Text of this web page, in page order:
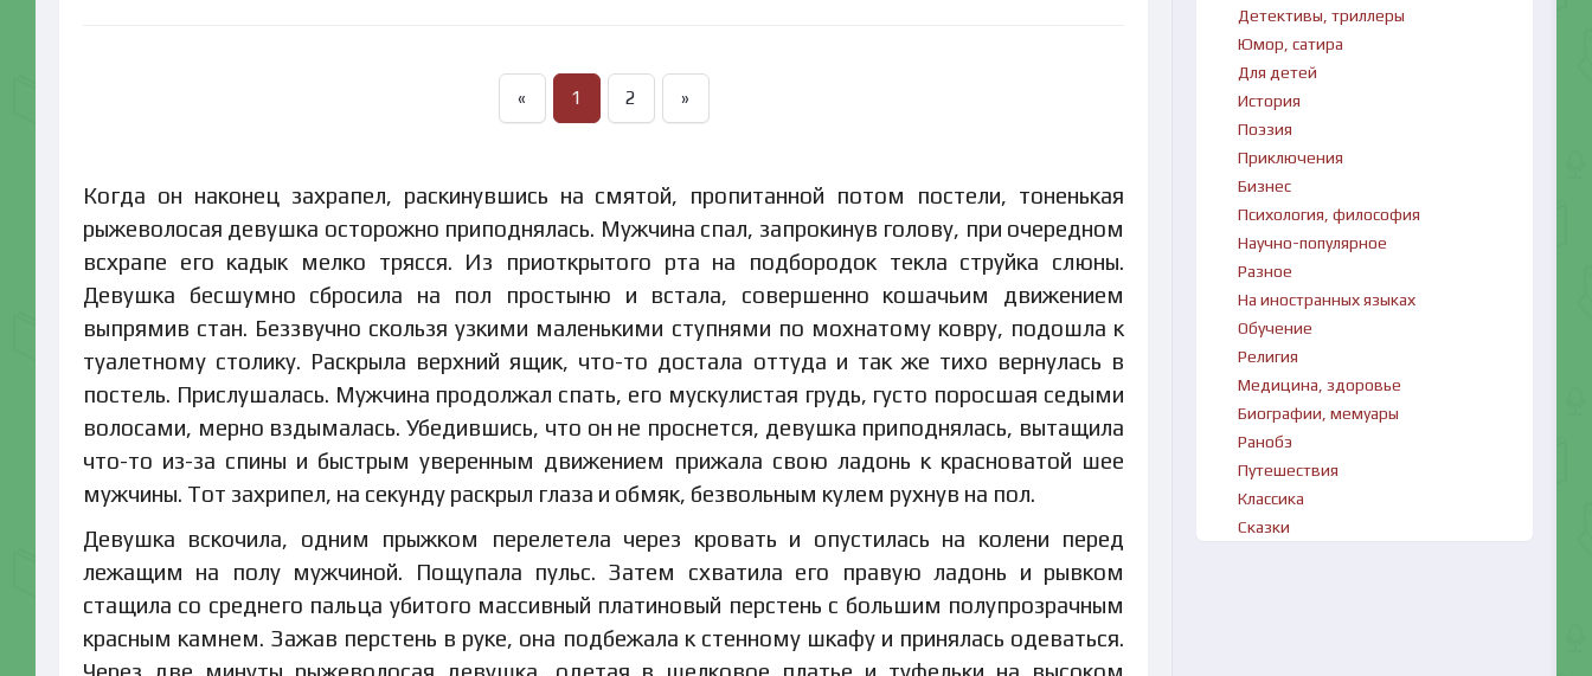
« 1 2 »
Когда он наконец захрапел, раскинувшись на смятой, пропитанной потом постели, тоненькая
рыжеволосая девушка осторожно приподнялась. Мужчина спал, запрокинув голову, при очередном
всхрапе его кадык мелко трясся. Из приоткрытого рта на подбородок текла струйка слюны.
Девушка бесшумно сбросила на пол простыню и встала, совершенно кошачьим движением
выпрямив стан. Беззвучно скользя узкими маленькими ступнями по мохнатому ковру, подошла к
туалетному столику. Раскрыла верхний ящик, что-то достала оттуда и так же тихо вернулась в
постель. Прислушалась. Мужчина продолжал спать, его мускулистая грудь, густо поросшая седыми
волосами, мерно вздымалась. Убедившись, что он не проснется, девушка приподнялась, вытащила
что-то из-за спины и быстрым уверенным движением прижала свою ладонь к красноватой шее
мужчины. Тот захрипел, на секунду раскрыл глаза и обмяк, безвольным кулем рухнув на пол.
Девушка вскочила, одним прыжком перелетела через кровать и опустилась на колени перед
лежащим на полу мужчиной. Пощупала пульс. Затем схватила его правую ладонь и рывком
стащила со среднего пальца убитого массивный платиновый перстень с большим полупрозрачным
красным камнем. Зажав перстень в руке, она подбежала к стенному шкафу и принялась одеваться.
Детективы, триллеры
Юмор, сатира
Для детей
История
Поэзия
Приключения
Бизнес
Психология, философия
Научно-популярное
Разное
На иностранных языках
Обучение
Религия
Медицина, здоровье
Биографии, мемуары
Ранобэ
Путешествия
Классика
Сказки